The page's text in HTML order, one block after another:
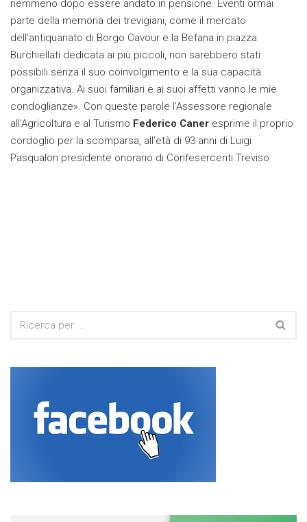
nemmeno dopo essere andato in pensione. Eventi ormai
parte della memoria dei trevigiani, come il mercato
dell’antiquariato di Borgo Cavour e la Befana in piazza
Burchiellati dedicata ai più piccoli, non sarebbero stati
possibili senza il suo coinvolgimento e la sua capacità
organizzativa. Ai suoi familiari e ai suoi affetti vanno le mie
condoglianze». Con queste parole l’Assessore regionale
all’Agricoltura e al Turismo Federico Caner esprime il proprio
cordoglio per la scomparsa, all’età di 93 anni di Luigi
Pasqualon presidente onorario di Confesercenti Treviso.